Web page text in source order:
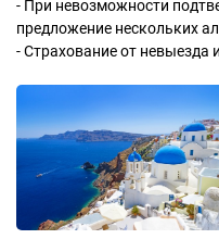
- При невозможности
предложение нескольких
- Страхование от невыезда